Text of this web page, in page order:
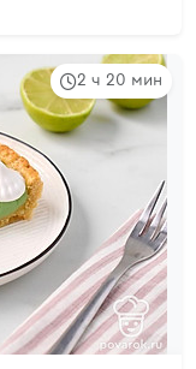
2 ч 20 мин